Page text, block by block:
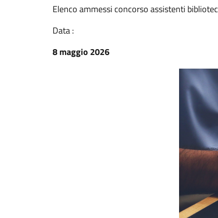
Elenco ammessi concorso assistenti
Data :
8 maggio 2026